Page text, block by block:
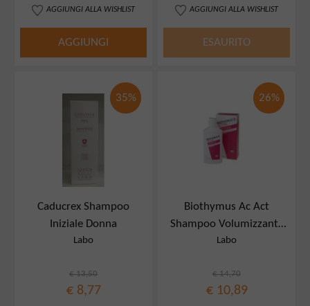
AGGIUNGI ALLA WISHLIST
AGGIUNGI
AGGIUNGI ALLA WISHLIST
ESAURITO
35%
Caducrex Shampoo
Iniziale Donna
Labo
€ 13,50
€ 8,77
26%
Biothymus Ac Act
Shampoo Volumizzante
200 Ml
Labo
€ 14,70
€ 10,89